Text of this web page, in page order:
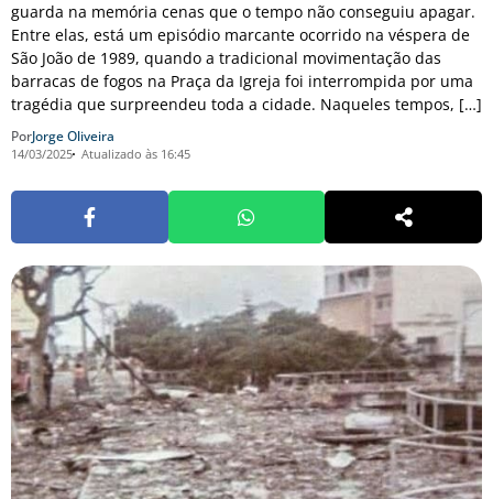
guarda na memória cenas que o tempo não conseguiu apagar.
Entre elas, está um episódio marcante ocorrido na véspera de
São João de 1989, quando a tradicional movimentação das
barracas de fogos na Praça da Igreja foi interrompida por uma
tragédia que surpreendeu toda a cidade. Naqueles tempos, […]
PorJorge Oliveira
14/03/2025 Atualizado às 16:45